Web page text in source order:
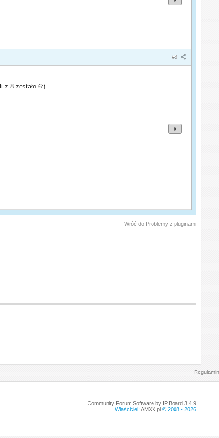
#3
z 8 zostało 6:)
0
Wróć do Problemy z pluginami
Regulamin
Community Forum Software by IP.Board 3.4.9
Właściciel: AMXX.pl© 2008 - 2026